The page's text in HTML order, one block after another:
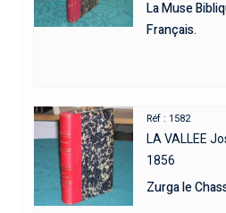
La Muse
Français.
Réf : 1582
LA VALLEE
1856
Zurga le